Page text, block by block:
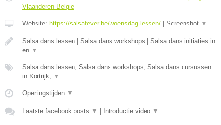
Vlaanderen Belgie
Website: https://salsafever.be/woensdag-lessen/ Screenshot ▼
Salsa dans lessen | Salsa dans workshops | Salsa dans initiaties in
en ▼
Salsa dans lessen, Salsa dans workshops, Salsa dans cursussen
in Kortrijk, ▼
Openingstijden ▼
Laatste facebook posts ▼ Introductie video ▼